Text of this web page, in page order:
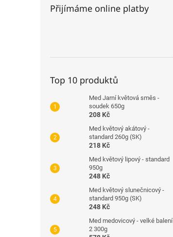
Přijímáme online platby
Top 10 produktů
Med Jarní květová směs -
soudek 650g
208 Kč
Med květový akátový -
standard 260g (SK)
218 Kč
Med květový lipový - standard
950g
248 Kč
Med květový slunečnicový -
standard 950g (SK)
248 Kč
Med medovicový - velké balení
2 300g